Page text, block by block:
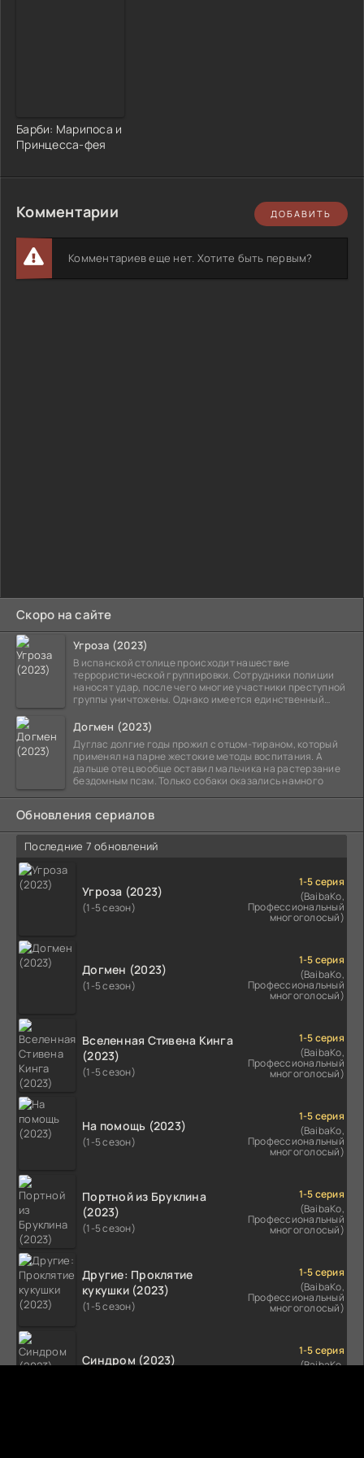
Скоро на сайте
Угроза (2023)
В испанской столице происходит нашествие
террористической группировки. Сотрудники полиции
наносят удар, после чего многие участники преступной
группы уничтожены. Однако имеется единственный
Догмен (2023)
Дуглас долгие годы прожил с отцом-тираном, который
применял на парне жестокие методы воспитания. А
дальше отец вообще оставил мальчика на растерзание
бездомным псам. Только собаки оказались намного
Обновления сериалов
Последние 7 обновлений
Угроза (2023)
(1-5 сезон)
1-5 серия
(BaibaKo,
Профессиональный
многоголосый)
Догмен (2023)
(1-5 сезон)
1-5 серия
(BaibaKo,
Профессиональный
многоголосый)
Вселенная Стивена Кинга
(2023)
(1-5 сезон)
1-5 серия
(BaibaKo,
Профессиональный
многоголосый)
На помощь (2023)
(1-5 сезон)
1-5 серия
(BaibaKo,
Профессиональный
многоголосый)
Портной из Бруклина
(2023)
(1-5 сезон)
1-5 серия
(BaibaKo,
Профессиональный
многоголосый)
Другие: Проклятие
кукушки (2023)
(1-5 сезон)
1-5 серия
(BaibaKo,
Профессиональный
многоголосый)
Синдром (2023)
1-5 серия
(BaibaKo,
Барби: Марипоса и
Принцесса-фея
Комментарии ДОБАВИТЬ
Комментариев еще нет. Хотите быть первым?